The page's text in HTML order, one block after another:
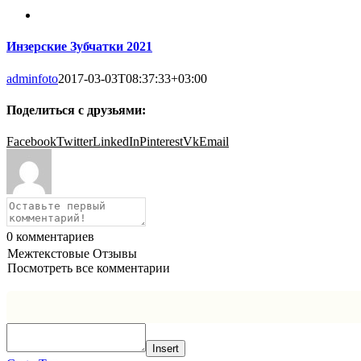
Инзерские Зубчатки 2021
adminfoto2017-03-03T08:37:33+03:00
Поделиться с друзьями:
FacebookTwitterLinkedInPinterestVkEmail
0 комментариев
Межтекстовые Отзывы
Посмотреть все комментарии
Insert